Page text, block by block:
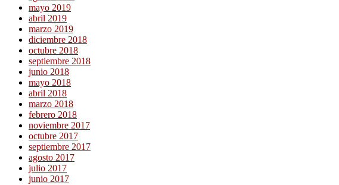
mayo 2019
abril 2019
marzo 2019
diciembre 2018
octubre 2018
septiembre 2018
junio 2018
mayo 2018
abril 2018
marzo 2018
febrero 2018
noviembre 2017
octubre 2017
septiembre 2017
agosto 2017
julio 2017
junio 2017